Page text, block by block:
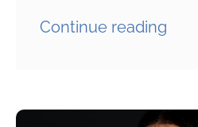
Continue reading